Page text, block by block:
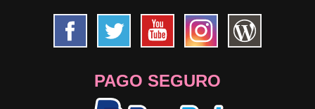
PAGO SEGURO